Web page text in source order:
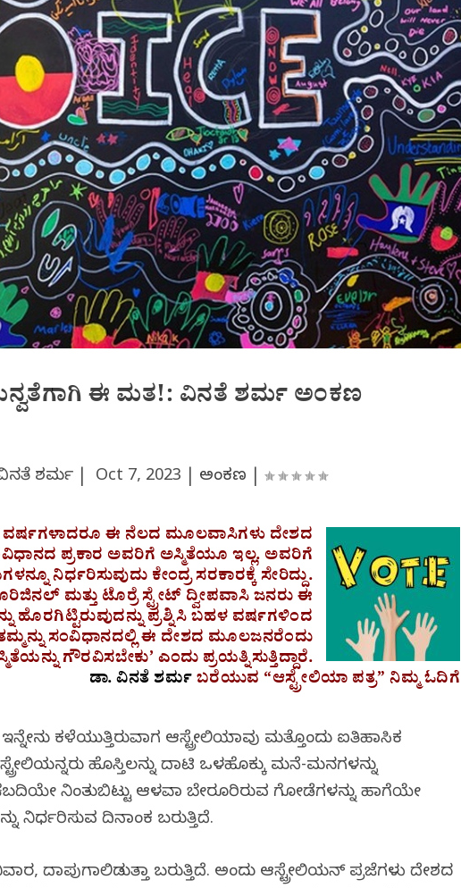
ಈ ಮತ!: ವಿನತೆ ಶರ್ಮ ಅಂಕಣ
ಶರ್ಮ | Oct 7, 2023 ಅಂಕಣ |
ಈ ನೆಲದ ಮೂಲವಾಸಿಗಳು ದೇಶದ
ಪ್ರಕಾರ ಅವರಿಗೆ ಅಸ್ಮಿತೆಯೂ ಇಲ್ಲ. ಅವರಿಗೆ
ನಿರ್ಧರಿಸುವುದು ಕೇಂದ್ರ ಸರಕಾರಕ್ಕೆ ಸೇರಿದ್ದು.
ಮತ್ತು ಟೊರ್ರೆ ಸ್ಟ್ರೇಟ್ ದ್ವೀಪವಾಸಿ ಜನರು ಈ
ಹೊರಗಿಟ್ಟಿರುವುದನ್ನು ಪ್ರಶ್ನಿಸಿ ಬಹಳ ವರ್ಷಗಳಿಂದ
ಸಂವಿಧಾನದಲ್ಲಿ ಈ ದೇಶದ ಮೂಲಜನರೆಂದು
ಗೌರವಿಸಬೇಕು’ ಎಂದು ಪ್ರಯತ್ನಿಸುತ್ತಿದ್ದಾರೆ.
ಡಾ. ವಿನತೆ ಶರ್ಮಬರೆಯುವ “ಆಸ್ಟ್ರೇಲಿಯಾ ಪತ್ರ” ನಿಮ್ಮ ಓದಿಗೆ
ಕಳೆಯುತ್ತಿರುವಾಗ ಆಸ್ಟ್ರೇಲಿಯಾವು ಮತ್ತೊಂದು ಐತಿಹಾಸಿಕ
ಹೊಸ್ತಿಲನ್ನು ದಾಟಿ ಒಳಹೊಕ್ಕು ಮನೆ-ಮನಗಳನ್ನು
ನಿಂತುಬಿಟ್ಟು ಆಳವಾಗಿ ಬೇರೂರಿರುವ ಗೋಡೆಗಳನ್ನು ಹಾಗೆಯೇ
ನಿರ್ಧರಿಸುವ ದಿನಾಂಕ ಬರುತ್ತಿದೆ.
ದಾಪುಗಾಲಿಡುತ್ತಾ ಬರುತ್ತಿದೆ. ಅಂದು ಆಸ್ಟ್ರೇಲಿಯನ್ ಪ್ರಜೆಗಳು ದೇಶದ